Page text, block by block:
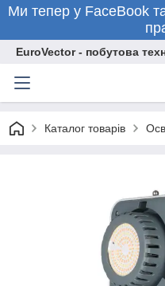
Ми тепер у FaceBook
EuroVector - побутова
Каталог товарів